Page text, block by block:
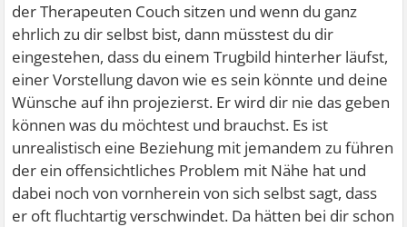
der Therapeuten Couch sitzen und wenn du ganz
ehrlich zu dir selbst bist, dann müsstest du dir
eingestehen, dass du einem Trugbild hinterher läufst,
einer Vorstellung davon wie es sein könnte und deine
Wünsche auf ihn projezierst. Er wird dir nie das geben
können was du möchtest und brauchst. Es ist
unrealistisch eine Beziehung mit jemandem zu führen
der ein offensichtliches Problem mit Nähe hat und
dabei noch von vornherein von sich selbst sagt, dass
er oft fluchtartig verschwindet. Da hätten bei dir schon